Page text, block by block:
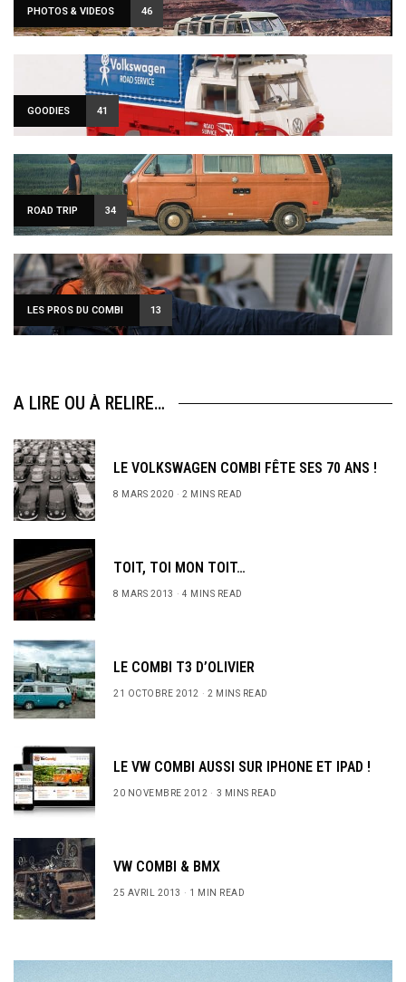
PHOTOS & VIDEOS 46
GOODIES 41
ROAD TRIP 34
LES PROS DU COMBI 13
A LIRE OU À RELIRE…
LE VOLKSWAGEN COMBI FÊTE SES 70 ANS !
8 MARS 2020 2 MINS READ
TOIT, TOI MON TOIT…
8 MARS 2013 4 MINS READ
LE COMBI T3 D’OLIVIER
21 OCTOBRE 2012 2 MINS READ
LE VW COMBI AUSSI SUR IPHONE ET IPAD !
20 NOVEMBRE 2012 3 MINS READ
VW COMBI & BMX
25 AVRIL 2013 1 MIN READ